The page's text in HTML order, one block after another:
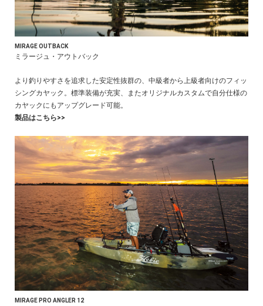
MIRAGE OUTBACK
ミラージュ・アウトバック
より釣りやすさを追求した安定性抜群の、中級者から上級者向けのフィッ
シングカヤック。標準装備が充実、またオリジナルカスタムで自分仕様の
カヤックにもアップグレード可能。
製品はこちら>>
MIRAGE PRO ANGLER 12